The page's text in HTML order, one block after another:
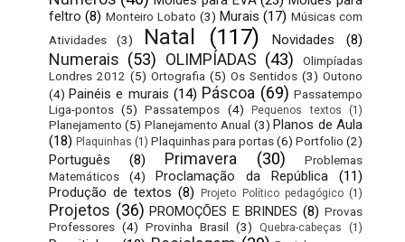
feltro (8) Monteiro Lobato (3) Murais (17) Músicas com
Atividades
(3) Natal (117) Novidades (8)
Numerais (53) OLIMPÍADAS (43)
Olimpíadas
Londres 2012 (5) Ortografia (5) Os Sentidos (3) Outono
(4) Painéis e murais (14) Páscoa (69) Passatempo
Liga-pontos (5) Passatempos (4) Pequenos textos (1)
Planejamento (5) Planejamento Anual (3) Planos de Aula
(18) Plaquinhas (1) Plaquinhas para portas(6) Portfolio (2)
Português (8) Primavera (30)
Problemas
Matemáticos
(4) Proclamação da República
(11)
Produção de textos (8) Projeto Político pedagógico (1)
Projetos (36) PROMOÇÕES E BRINDES (8) Provas
Professores (4) Provinha Brasil (3) Quebra-cabeças (1)